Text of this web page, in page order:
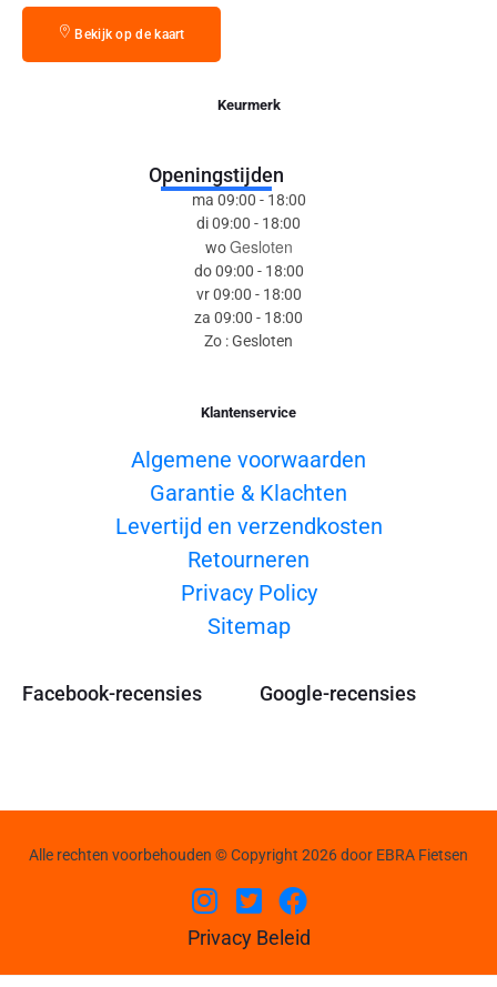
Bekijk op de kaart
Keurmerk
Openingstijden
ma 09:00 - 18:00
di 09:00 - 18:00
woGesloten
do 09:00 - 18:00
vr 09:00 - 18:00
za 09:00 - 18:00
Zo : Gesloten
Klantenservice
Algemene voorwaarden
Garantie & Klachten
Levertijd en verzendkosten
Retourneren
Privacy Policy
Sitemap
Facebook-recensies Google-recensies
Alle rechten voorbehouden © Copyright 2026 door EBRA Fietsen
Privacy Beleid